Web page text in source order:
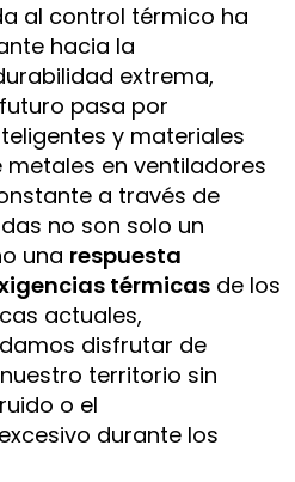
al control térmico ha
hacia la
extrema,
pasa por
y materiales
metales en ventiladores
a través de
no son solo un
una respuesta
térmicas de los
actuales,
disfrutar de
territorio sin
o el
durante los